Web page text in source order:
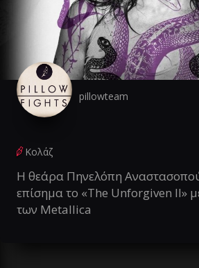
pillowteam
Κολάζ
Η θεάρα Πηνελόπη
επίσημα το «The Unforgiven II»
των Metallica